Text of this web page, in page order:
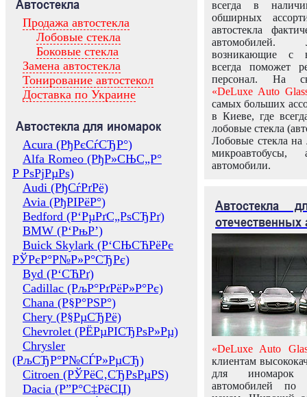
Автостекла
Продажа автостекла
Лобовые стекла
Боковые стекла
Замена автостекла
Тонирование автостекол
Доставка по Украине
Автостекла для иномарок
Acura (РђРєСѓСЂР°)
Alfa Romeo (РђР»СЊС„Р°
Р РѕРјРµРѕ)
Audi (РђСѓРґРё)
Avia (РђРІРёР°)
Bedford (Р‘РµРґС„РѕСЂРґ)
BMW (Р‘РњР’)
Buick Skylark (Р‘СЊСЋРёРє
РЎРєР°Р№Р»Р°СЂРє)
Byd (Р‘СЋРґ)
Cadillac (РљР°РґРёР»Р°Рє)
Chana (Р§Р°РЅР°)
Chery (Р§РµСЂРё)
Chevrolet (РЁРµРІСЂРѕР»Рµ)
Chrysler
(РљСЂР°Р№СЃР»РµСЂ)
Citroen (РЎРёС‚СЂРѕРµРЅ)
Dacia (Р”Р°С‡РёСЏ)
всегда в
обширных
автостекла
возникающие с
всегда поможет
персонал. На
«DeLuxe Auto
самых больших
в Киеве, где
лобовые стекла
Лобовые стекла на
микроавтобусы,
автомобили.
Автостекла
отечественных
«DeLuxe Auto
клиентам
для иномарок
автомобилей